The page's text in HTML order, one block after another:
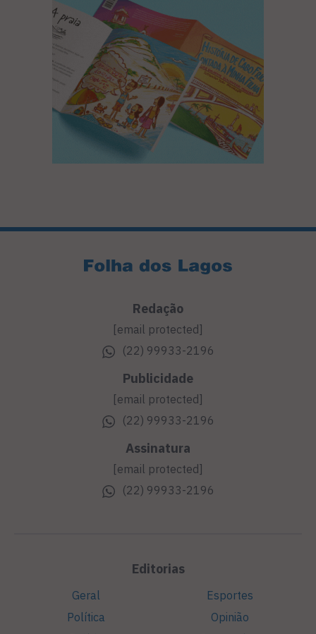
Redação
[email protected]
(22) 99933-2196
Publicidade
[email protected]
(22) 99933-2196
Assinatura
[email protected]
(22) 99933-2196
Editorias
Geral
Política
Esportes
Opinião